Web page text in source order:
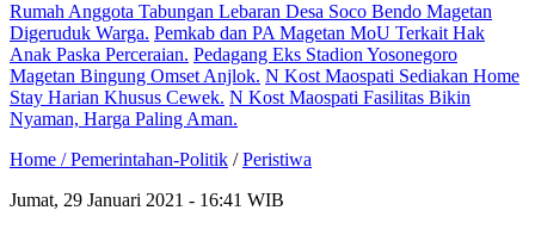
Rumah Anggota Tabungan Lebaran Desa Soco Bendo Magetan
Digeruduk Warga. Pemkab dan PA Magetan MoU Terkait Hak
Anak Paska Perceraian. Pedagang Eks Stadion Yosonegoro
Magetan Bingung Omset Anjlok. N Kost Maospati Sediakan Home
Stay Harian Khusus Cewek. N Kost Maospati Fasilitas Bikin
Nyaman, Harga Paling Aman.
Home /Pemerintahan-Politik /Peristiwa
Jumat, 29 Januari 2021 - 16:41 WIB